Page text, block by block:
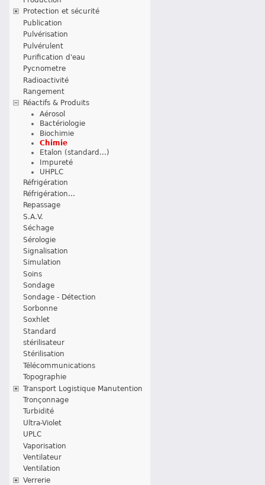
Protection et sécurité
Publication
Pulvérisation
Pulvérulent
Purification d'eau
Pycnometre
Radioactivité
Rangement
Réactifs & Produits
Aérosol
Bactériologie
Biochimie
Chimie
Etalon (standard...)
Impureté
UHPLC
Réfrigération
Réfrigération...
Repassage
S.A.V.
Séchage
Sérologie
Signalisation
Simulation
Soins
Sondage
Sondage - Détection
Sorbonne
Soxhlet
Standard
stérilisateur
Stérilisation
Télécommunications
Topographie
Transport Logistique Manutention
Tronçonnage
Turbidité
Ultra-Violet
UPLC
Vaporisation
Ventilateur
Ventilation
Verrerie